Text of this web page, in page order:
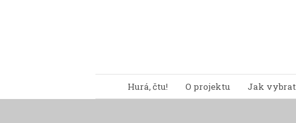
Hurá, čtu! O projektu Jak vybrat